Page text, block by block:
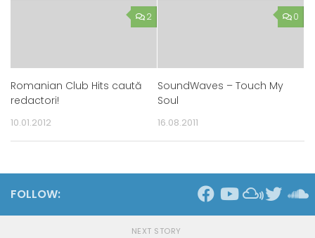
2
Romanian Club Hits caută
redactori!
10.01.2012
0
SoundWaves – Touch My
Soul
16.08.2011
FOLLOW:
NEXT STORY